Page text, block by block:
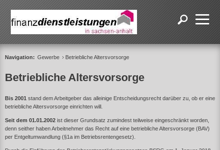
Navigation: Gewerbe Betriebliche Altersvorsorge
Betriebliche Altersvorsorge
Bis 2001 stand dem Arbeitgeber das alleinige Entscheidungsrecht darüber zu, ob er eine
betriebliche Altersvorsorge einrichten will.
Seit dem 01.01.2002 ist dieser Grundsatz zumindest teilweise eingeschränkt worden,
denn seither haben Arbeitnehmer das Recht auf eine betriebliche Altersvorsorge (BAV)
per Entgeltumwandlung (§1a im Betriebsrentengesetz).